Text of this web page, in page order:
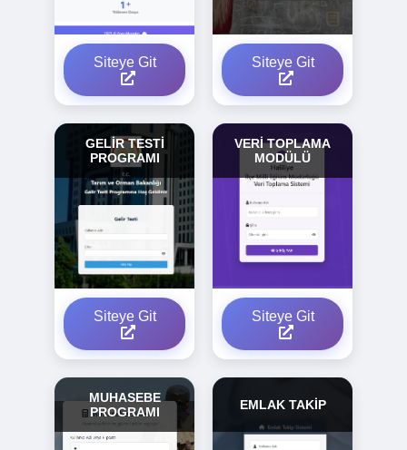
Siteye Git Siteye Git
GELİR TESTİ
PROGRAMI
Siteye Git
VERİ TOPLAMA
MODÜLÜ
Siteye Git
MUHASEBE
PROGRAMI
EMLAK TAKİP